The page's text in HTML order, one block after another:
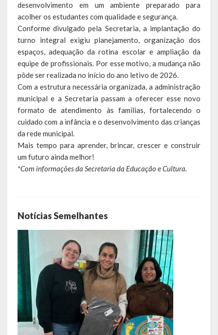
Contas Públicas
Demonstrativos Contábeis
Prestação de Contas
Leis Orçamentárias
Relatório Circunstanciado
Editais
RPPS
Publicações Diversas
Eleições Conselho Tutelar
Licitações
Transparência
Portal da Transparência
SIC
desenvolvimento em um ambiente preparado para
acolher os estudantes com qualidade e segurança.
Conforme divulgado pela Secretaria, a implantação do
turno integral exigiu planejamento, organização dos
espaços, adequação da rotina escolar e ampliação da
equipe de profissionais. Por esse motivo, a mudança não
pôde ser realizada no início do ano letivo de 2026.
Com a estrutura necessária organizada, a administração
municipal e a Secretaria passam a oferecer esse novo
formato de atendimento às famílias, fortalecendo o
cuidado com a infância e o desenvolvimento das crianças
da rede municipal.
Mais tempo para aprender, brincar, crescer e construir
um futuro ainda melhor!
*Com informações da Secretaria da Educação e Cultura.
Notícias Semelhantes